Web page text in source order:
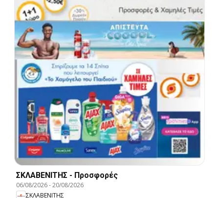
ΣΚΛΑΒΕΝΙΤΗΣ - Προσφορές
06/08/2026-20/08/2026
ΣΚΛΑΒΕΝΙΤΗΣ